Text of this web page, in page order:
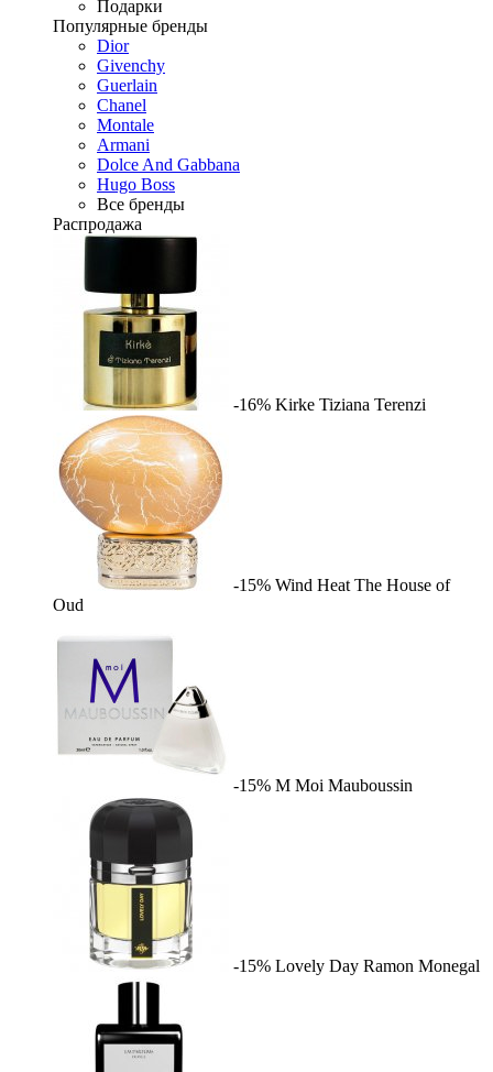
Подарки
Популярные бренды
Dior
Givenchy
Guerlain
Chanel
Montale
Armani
Dolce And Gabbana
Hugo Boss
Все бренды
Распродажа
-16% Kirke Tiziana Terenzi
-15% Wind Heat The House of
Oud
-15% M Moi Mauboussin
-15% Lovely Day Ramon Monegal